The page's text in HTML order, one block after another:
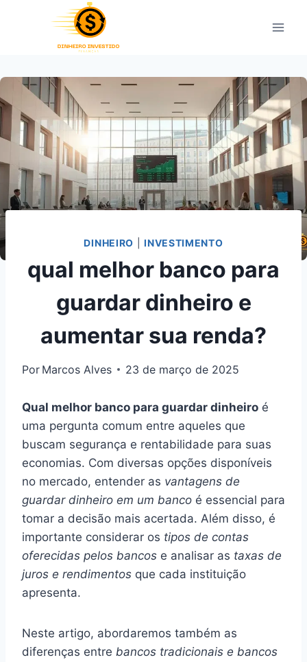
DINHEIRO |INVESTIMENTO
qual melhor banco para
guardar dinheiro e
aumentar sua renda?
Por Marcos Alves 23 de março de 2025
Qual melhor banco para guardar dinheiro é
uma pergunta comum entre aqueles que
buscam segurança e rentabilidade para suas
economias. Com diversas opções disponíveis
no mercado, entender as vantagens de
guardar dinheiro em um banco é essencial para
tomar a decisão mais acertada. Além disso, é
importante considerar os tipos de contas
oferecidas pelos bancos e analisar as taxas de
juros e rendimentos que cada instituição
apresenta.
Neste artigo, abordaremos também as
diferenças entre bancos tradicionais e bancos